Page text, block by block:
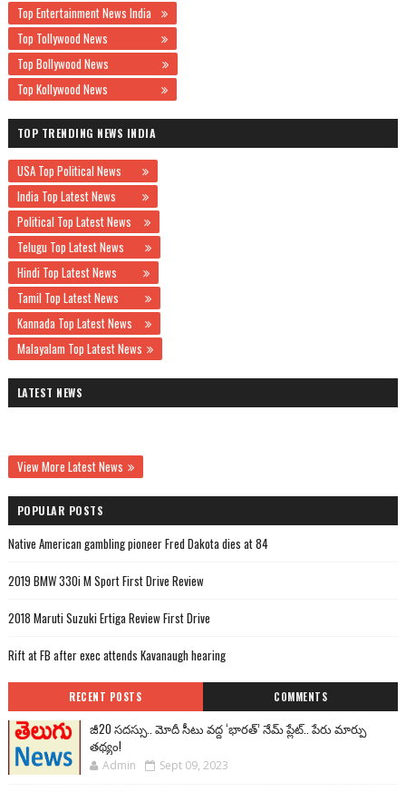
Top Entertainment News India
Top Tollywood News
Top Bollywood News
Top Kollywood News
TOP TRENDING NEWS INDIA
USA Top Political News
India Top Latest News
Political Top Latest News
Telugu Top Latest News
Hindi Top Latest News
Tamil Top Latest News
Kannada Top Latest News
Malayalam Top Latest News
LATEST NEWS
View More Latest News
POPULAR POSTS
Native American gambling pioneer Fred Dakota dies at 84
2019 BMW 330i M Sport First Drive Review
2018 Maruti Suzuki Ertiga Review First Drive
Rift at FB after exec attends Kavanaugh hearing
RECENT POSTS COMMENTS
జీ20 సదస్సు.. మోదీ సీటు వద్ద ‘భారత్’ నేమ్ ప్లేట్‌.. పేరు మార్పు
తథ్యం!
Admin Sept 09, 2023